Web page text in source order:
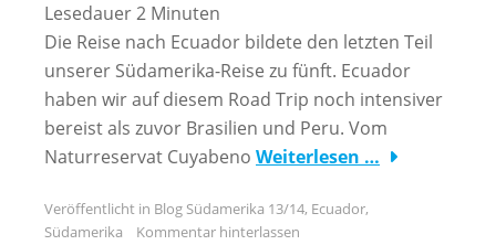
Lesedauer2 Minuten
Die Reise nach Ecuador bildete den letzten Teil
unserer Südamerika-Reise zu fünft. Ecuador
haben wir auf diesem Road Trip noch intensiver
bereist als zuvor Brasilien und Peru. Vom
Naturreservat Cuyabeno Weiterlesen …
Veröffentlicht in Blog Südamerika 13/14, Ecuador,
Südamerika
Kommentar hinterlassen